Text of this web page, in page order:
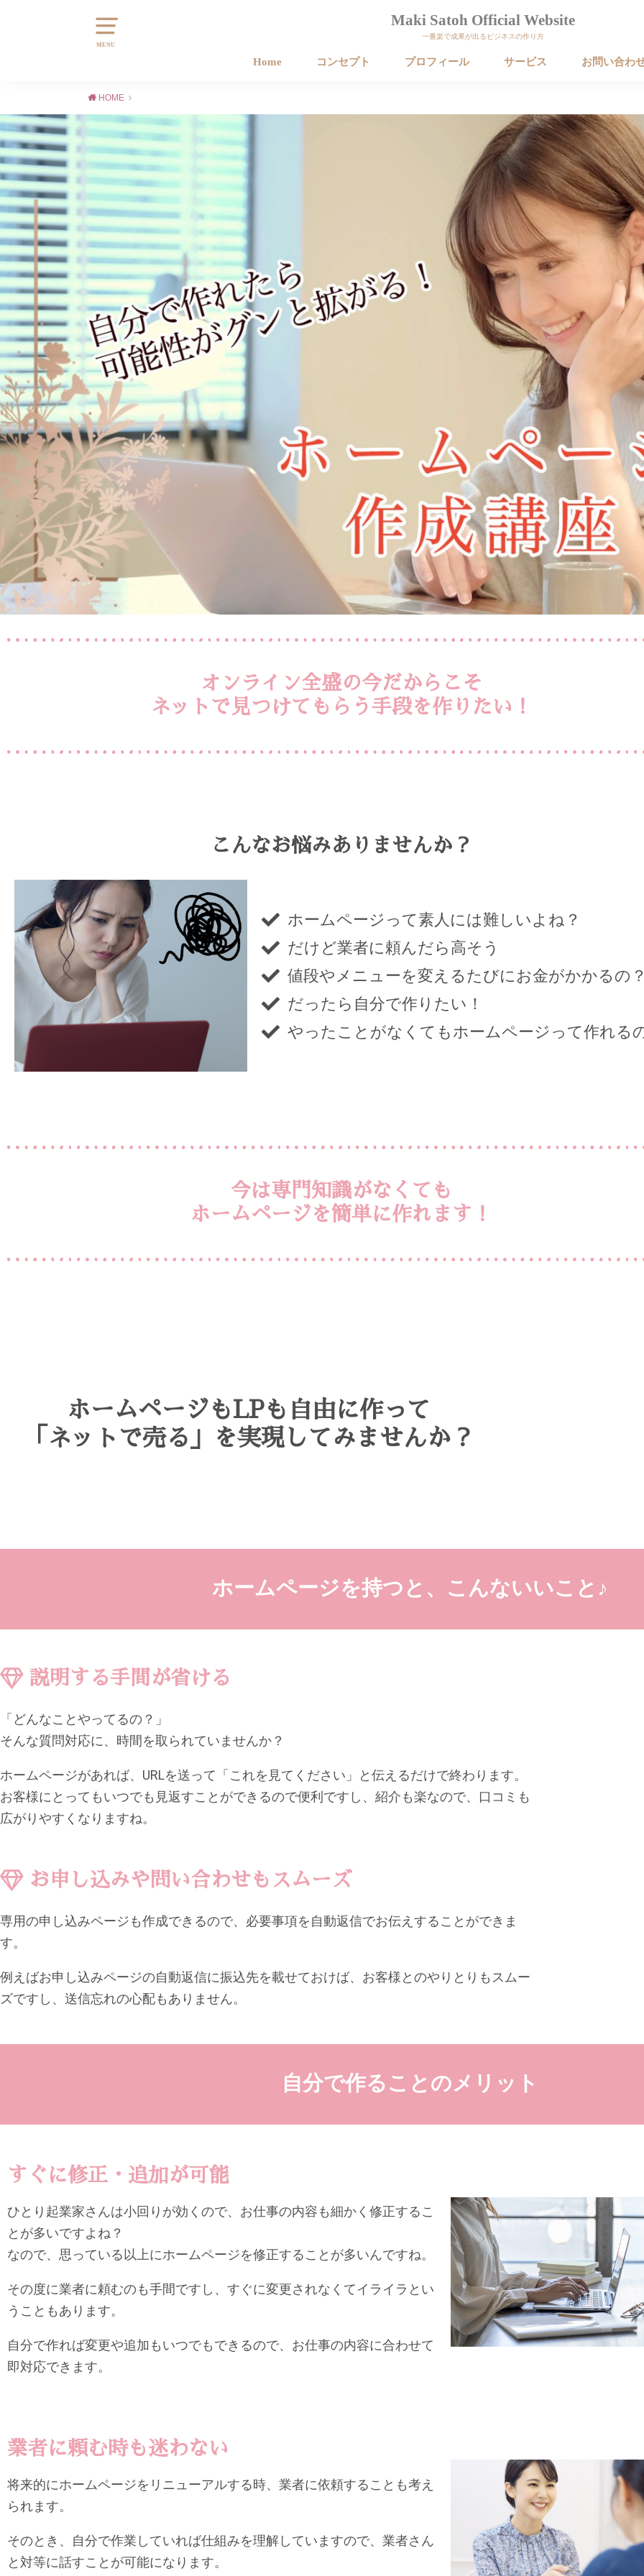
MENU
Maki Satoh Official Website
一番楽で成果が出るビジネスの作り方
Home コンセプト プロフィール サービス お問い合わ
HOME
オンライン全盛の今だからこそ
ネットで見つけてもらう手段を作りたい！
こんなお悩みありませんか？
ホームページって素人には難しいよね？
だけど業者に頼んだら高そう
値段やメニューを変えるたびにお金がかかるの
だったら自分で作りたい！
やったことがなくてもホームページって作れる
今は専門知識がなくても
ホームページを簡単に作れます！
ホームページもLPも自由に作って
「ネットで売る」を実現してみませんか？
ホームページを持つと、こんないいこと♪
説明する手間が省ける
「どんなことやってるの？」
そんな質問対応に、時間を取られていませんか？
ホームページがあれば、URLを送って「これを見てください」と伝えるだけで終わります。
お客様にとってもいつでも見返すことができるので便利ですし、紹介も楽なので、口コミも
広がりやすくなりますね。
お申し込みや問い合わせもスムーズ
専用の申し込みページも作成できるので、必要事項を自動返信でお伝えすることができま
す。
例えばお申し込みページの自動返信に振込先を載せておけば、お客様とのやりとりもスムー
ズですし、送信忘れの心配もありません。
自分で作ることのメリット
すぐに修正・追加が可能
ひとり起業家さんは小回りが効くので、お仕事の内容も細かく修正するこ
とが多いですよね？
なので、思っている以上にホームページを修正することが多いんですね。
その度に業者に頼むのも手間ですし、すぐに変更されなくてイライラとい
うこともあります。
自分で作れば変更や追加もいつでもできるので、お仕事の内容に合わせて
即対応できます。
業者に頼む時も迷わない
将来的にホームページをリニューアルする時、業者に依頼することも考え
られます。
そのとき、自分で作業していれば仕組みを理解していますので、業者さん
と対等に話すことが可能になります。